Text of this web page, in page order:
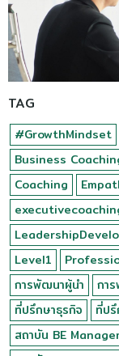
TAG
#GrowthMindset
Business
Coaching
Level1
การพัฒนาผู้นำ
กา
ที่ปรึกษาธุรกิจ
ที่ป
สถาบัน BE